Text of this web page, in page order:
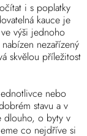
i s poplatky
kauce je
výši jednoho
nezařízený
skvělou příležitost
nebo
stavu a v
dlouho, o byty v
co nejdříve si